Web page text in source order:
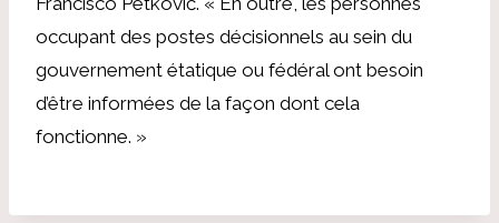
occupant des postes décisionnels au sein du
gouvernement étatique ou fédéral ont besoin
d’être informées de la façon dont cela
fonctionne. »